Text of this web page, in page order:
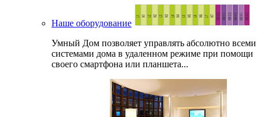
Наше оборудование
Умный Дом позволяет управлять абсолютно всеми
системами дома в удаленном режиме при помощи
своего смартфона или планшета...